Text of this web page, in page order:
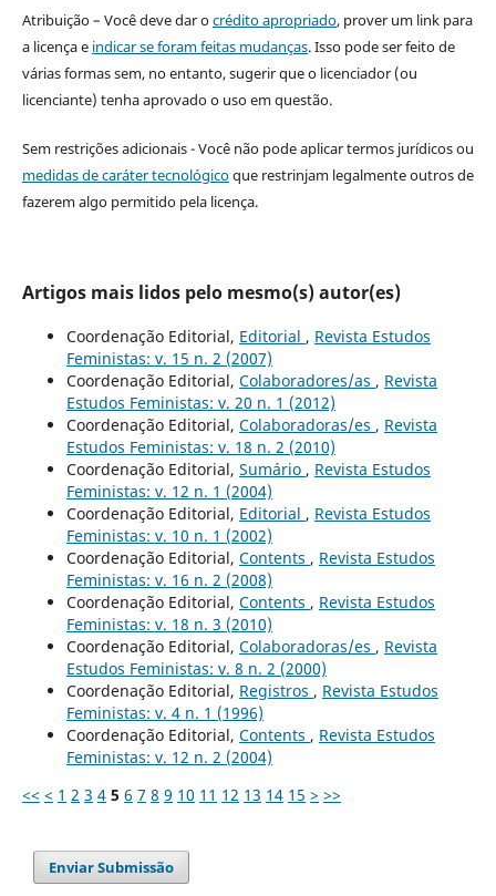
Atribuição – Você deve dar ocrédito apropriado, prover um link para
a licença e indicar se foram feitas mudanças. Isso pode ser feito de
várias formas sem, no entanto, sugerir que o licenciador (ou
licenciante) tenha aprovado o uso em questão.
Sem restrições adicionais - Você não pode aplicar termos jurídicos ou
medidas de caráter tecnológicoque restrinjam legalmente outros de
fazerem algo permitido pela licença.
Artigos mais lidos pelo mesmo(s) autor(es)
Coordenação Editorial, Editorial , Revista Estudos
Feministas: v. 15 n. 2 (2007)
Coordenação Editorial, Colaboradores/as , Revista
Estudos Feministas: v. 20 n. 1 (2012)
Coordenação Editorial, Colaboradoras/es , Revista
Estudos Feministas: v. 18 n. 2 (2010)
Coordenação Editorial, Sumário , Revista Estudos
Feministas: v. 12 n. 1 (2004)
Coordenação Editorial, Editorial , Revista Estudos
Feministas: v. 10 n. 1 (2002)
Coordenação Editorial, Contents , Revista Estudos
Feministas: v. 16 n. 2 (2008)
Coordenação Editorial, Contents , Revista Estudos
Feministas: v. 18 n. 3 (2010)
Coordenação Editorial, Colaboradoras/es , Revista
Estudos Feministas: v. 8 n. 2 (2000)
Coordenação Editorial, Registros , Revista Estudos
Feministas: v. 4 n. 1 (1996)
Coordenação Editorial, Contents , Revista Estudos
Feministas: v. 12 n. 2 (2004)
<< < 1 2 3 4 5 6 7 8 9 10 11 12 13 14 15 > >>
Enviar Submissão